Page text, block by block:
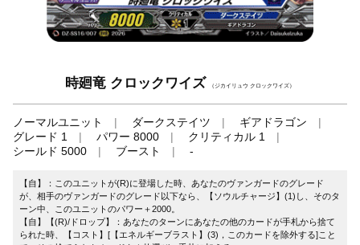
時廻竜 クロックワイズ （ジカイリュウ クロックワイズ）
ノーマルユニット ダークステイツ
ギアドラゴン
グレード 1
パワー 8000
クリティカル 1
シールド 5000
ブースト -
【自】：このユニットが(R)に登場した時、あなたのヴァンガードのグレード
が、相手のヴァンガードのグレード以下なら、【ソウルチャージ】(1)し、そのタ
ーン中、このユニットのパワー＋2000。
【自】【(R)/ドロップ】：あなたのターンにあなたの他のカードが手札から捨て
られた時、【コスト】[【エネルギーブラスト】(3)，このカードを除外する]こと